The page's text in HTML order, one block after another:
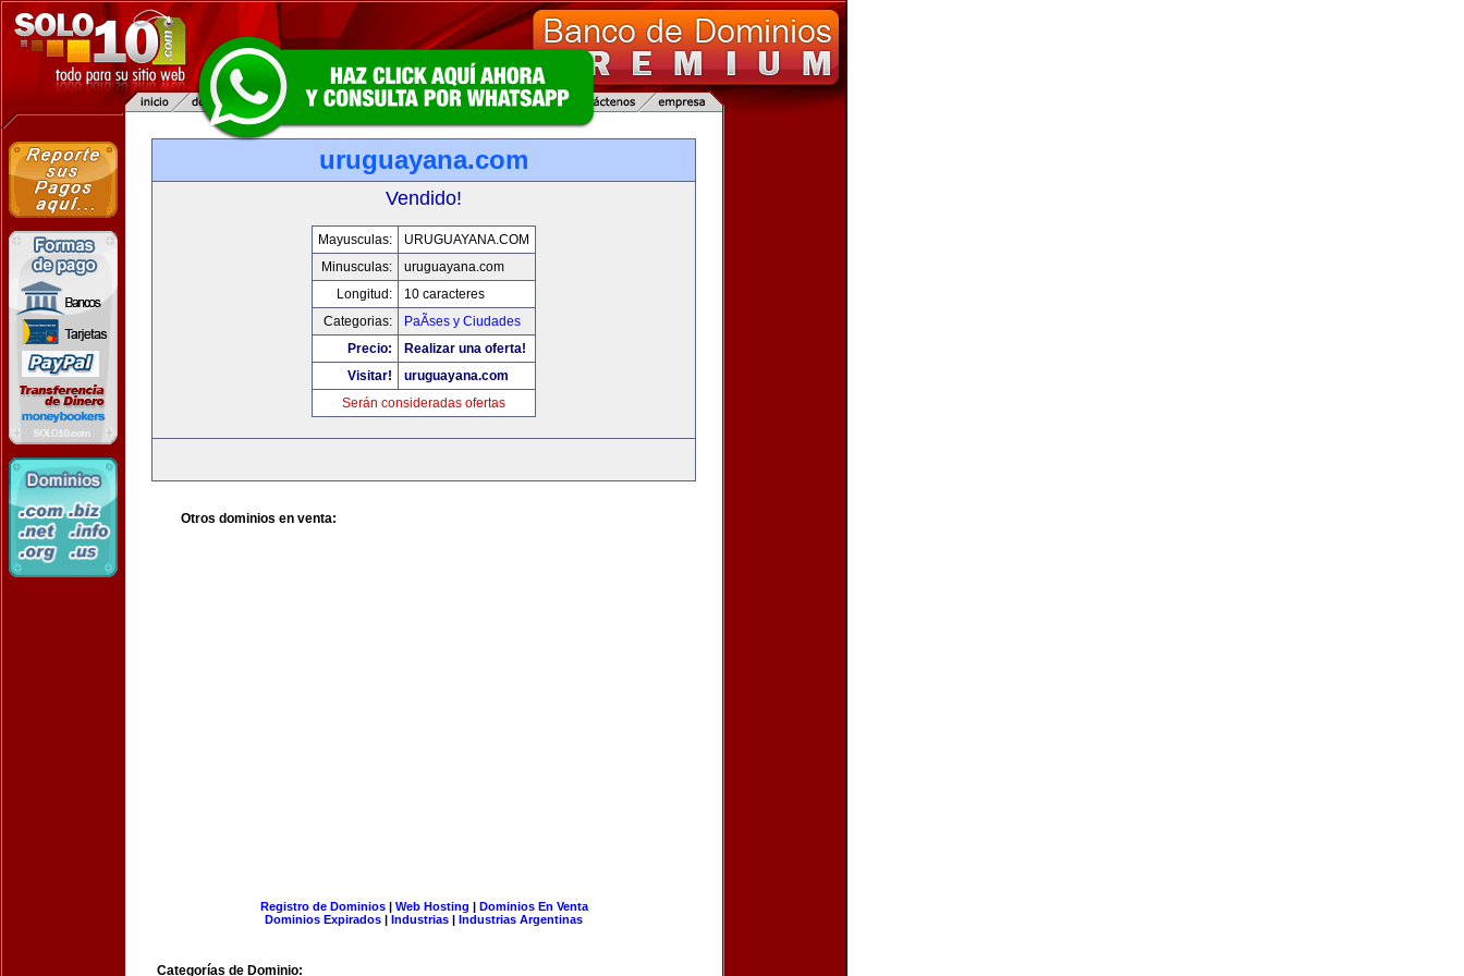
uruguayana.com
Vendido!
Mayusculas:
URUGUAYANA.COM
Minusculas:
uruguayana.com
Longitud:
10 caracteres
Categorias:
PaÃ­ses y Ciudades
Precio:
Realizar una oferta!
Visitar!
uruguayana.com
Serán consideradas ofertas
Otros dominios en venta:
Registro de Dominios| Web Hosting | Dominios En Venta
Dominios Expirados | Industrias | Industrias Argentinas
Categorías de Dominio: